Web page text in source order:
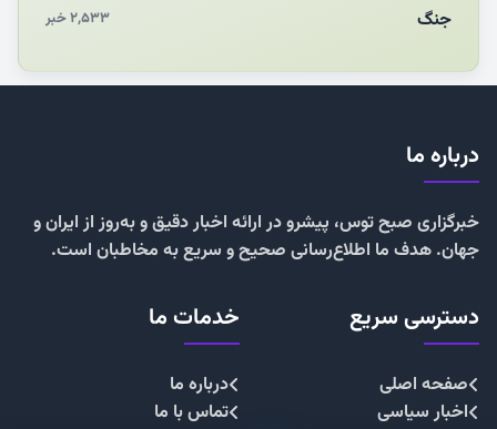
جنگ ۲,۵۳۳ خبر
درباره ما
خبرگزاری صبح توس، پیشرو در ارائه اخبار دقیق و به‌روز از ایران و
جهان. هدف ما اطلاع‌رسانی صحیح و سریع به مخاطبان است.
دسترسی سریع
صفحه اصلی
اخبار سیاسی
خدمات ما
درباره ما
تماس با ما